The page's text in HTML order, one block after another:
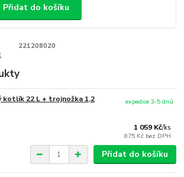
Přidat do košíku
221208020
kotlík 22 L + trojnožka 1,2
1 059 Kč/ks
875 Kč bez DPH
expedice 3-5 dnů
Přidat do košíku